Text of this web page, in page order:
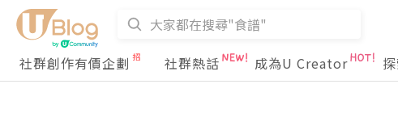
社群創作有價企劃
社群熱話 成為U Creator